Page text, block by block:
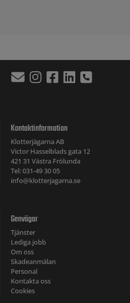
Kontaktinformation
Klotterjägarna AB
Victor Hasselblads gata 12
421 31 Västra Frölunda
Tel: 031-49 30 05
info@klotterjagarna.se
Genvägar
Tjänster
Lediga jobb
Om oss
Skadeanmälan
Personal
Kontakta oss
Cookies